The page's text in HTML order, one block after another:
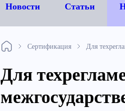
Новости Статьи
Сертификация Для
Для